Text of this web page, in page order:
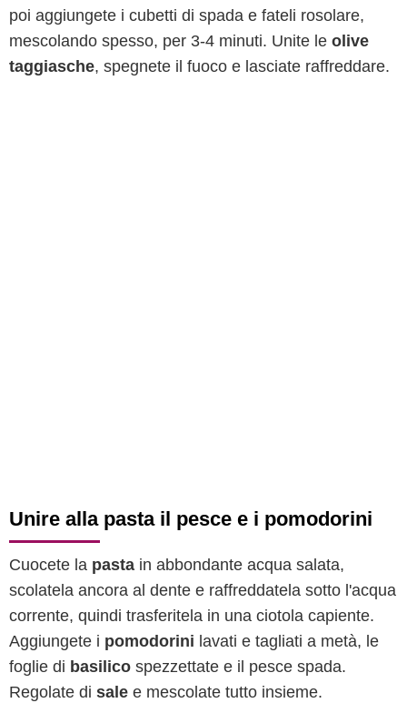
poi aggiungete i cubetti di spada e fateli rosolare,
mescolando spesso, per 3-4 minuti. Unite le olive
taggiasche, spegnete il fuoco e lasciate raffreddare.
Unire alla pasta il pesce e i pomodorini
Cuocete la pasta in abbondante acqua salata,
scolatela ancora al dente e raffreddatela sotto l'acqua
corrente, quindi trasferitela in una ciotola capiente.
Aggiungete i pomodorini lavati e tagliati a metà, le
foglie di basilico spezzettate e il pesce spada.
Regolate di sale e mescolate tutto insieme.